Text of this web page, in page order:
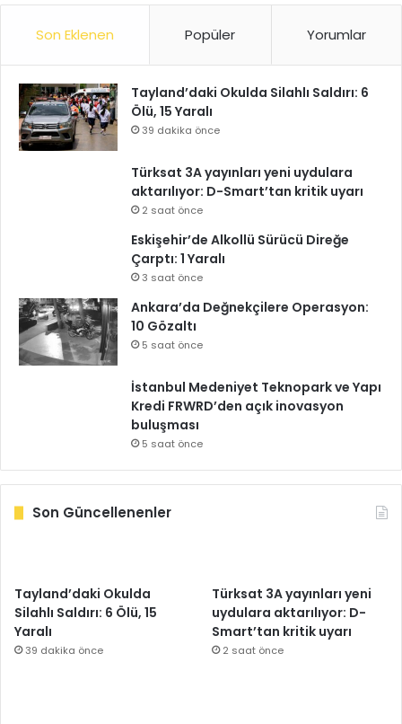
Son Eklenen Popüler Yorumlar
Tayland’daki Okulda Silahlı Saldırı: 6
Ölü, 15 Yaralı
39 dakika önce
Türksat 3A yayınları yeni uydulara
aktarılıyor: D-Smart’tan kritik uyarı
2 saat önce
Eskişehir’de Alkollü Sürücü Direğe
Çarptı: 1 Yaralı
3 saat önce
Ankara’da Değnekçilere Operasyon:
10 Gözaltı
5 saat önce
İstanbul Medeniyet Teknopark ve Yapı
Kredi FRWRD’den açık inovasyon
buluşması
5 saat önce
Son Güncellenenler
Tayland’daki Okulda
Silahlı Saldırı: 6 Ölü, 15
Yaralı
39 dakika önce
Türksat 3A yayınları yeni
uydulara aktarılıyor: D-
Smart’tan kritik uyarı
2 saat önce